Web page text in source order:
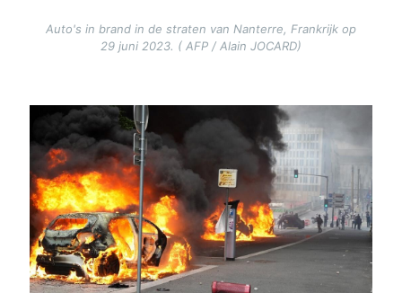
Auto's in brand in de straten van Nanterre, Frankrijk op
29 juni 2023. ( AFP / Alain JOCARD)
Image